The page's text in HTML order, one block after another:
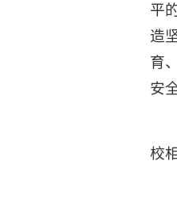
平
造
育
安
校